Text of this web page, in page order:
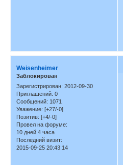
Weisenheimer
Заблокирован
Зарегистрирован: 2012-09-30
Приглашений: 0
Сообщений: 1071
Уважение: [+27/-0]
Позитив: [+4/-0]
Провел на форуме:
10 дней 4 часа
Последний визит:
2015-09-25 20:43:14